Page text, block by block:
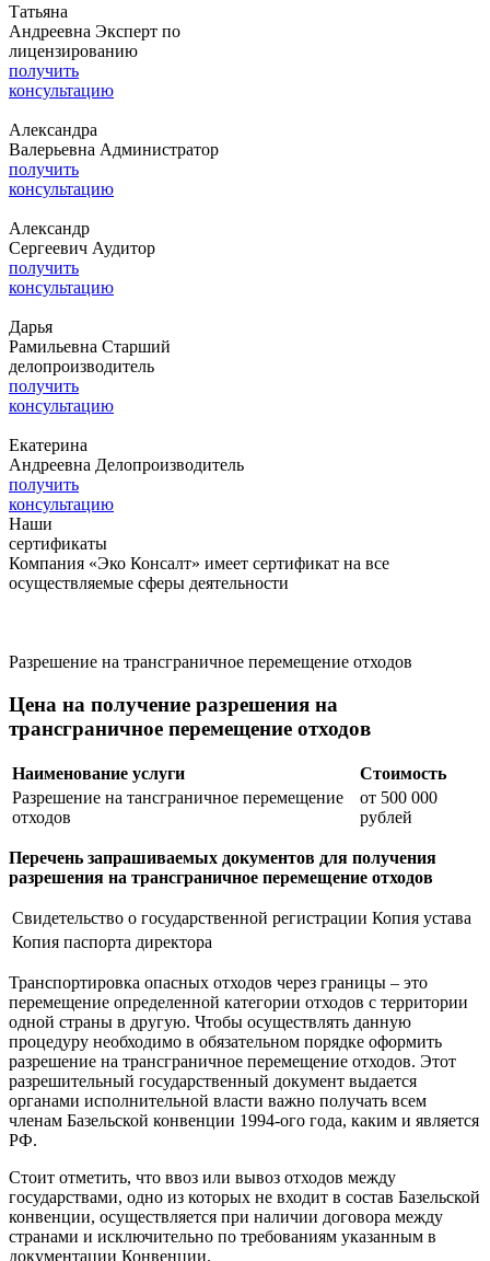
Татьяна
Андреевна Эксперт по
лицензированию
получить
консультацию
Александра
Валерьевна Администратор
получить
консультацию
Александр
Сергеевич Аудитор
получить
консультацию
Дарья
Рамильевна Старший
делопроизводитель
получить
консультацию
Екатерина
Андреевна Делопроизводитель
получить
консультацию
Наши
сертификаты
Компания «Эко Консалт» имеет сертификат на все
осуществляемые сферы деятельности
Разрешение на трансграничное перемещение отходов
Цена на получение разрешения на
трансграничное перемещение отходов
Наименование услуги
Стоимость
Разрешение на тансграничное перемещение
отходов
от 500 000
рублей
Перечень запрашиваемых документов для получения
разрешения на трансграничное перемещение отходов
Свидетельство о государственной регистрации Копия устава
Копия паспорта директора
Транспортировка опасных отходов через границы – это
перемещение определенной категории отходов с территории
одной страны в другую. Чтобы осуществлять данную
процедуру необходимо в обязательном порядке оформить
разрешение на трансграничное перемещение отходов. Этот
разрешительный государственный документ выдается
органами исполнительной власти важно получать всем
членам Базельской конвенции 1994-ого года, каким и является
РФ.
Стоит отметить, что ввоз или вывоз отходов между
государствами, одно из которых не входит в состав Базельской
конвенции, осуществляется при наличии договора между
странами и исключительно по требованиям указанным в
документации Конвенции.